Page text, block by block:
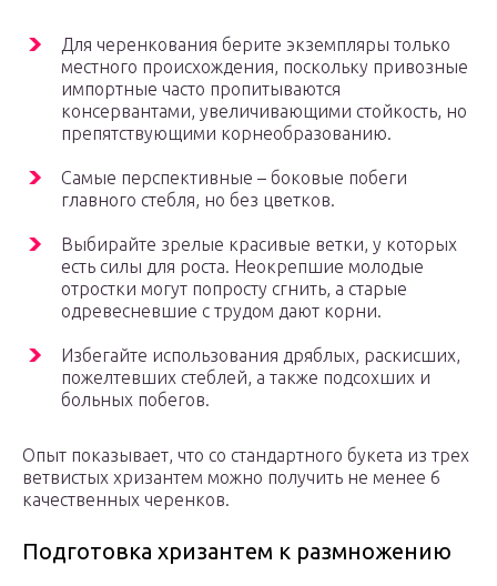
Для черенкования берите экземпляры только
местного происхождения, поскольку привозные
импортные часто пропитываются
консервантами, увеличивающими стойкость, но
препятствующими корнеобразованию.
Самые перспективные – боковые побеги
главного стебля, но без цветков.
Выбирайте зрелые красивые ветки, у которых
есть силы для роста. Неокрепшие молодые
отростки могут попросту сгнить, а старые
одревесневшие с трудом дают корни.
Избегайте использования дряблых, раскисших,
пожелтевших стеблей, а также подсохших и
больных побегов.
Опыт показывает, что со стандартного букета из трех
ветвистых хризантем можно получить не менее 6
качественных черенков.
Подготовка хризантем к размножению